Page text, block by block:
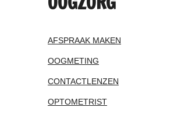
AFSPRAAK MAKEN
OOGMETING
CONTACTLENZEN
OPTOMETRIST